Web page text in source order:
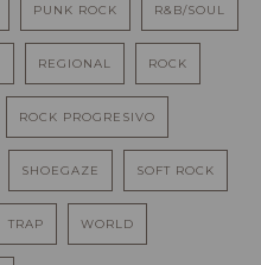
PUNK ROCK R&B/SOUL
REGIONAL ROCK
ROCK PROGRESIVO
SHOEGAZE SOFT ROCK
TRAP WORLD